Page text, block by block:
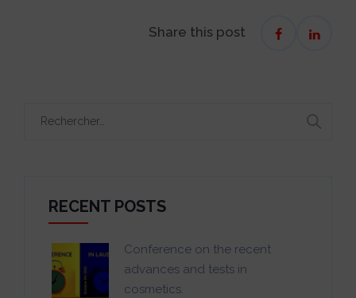
Share this post
Rechercher :
RECENT POSTS
Conference on the recent
advances and tests in
cosmetics.